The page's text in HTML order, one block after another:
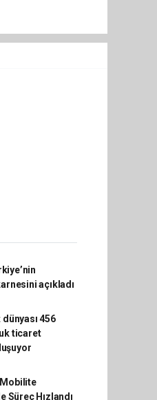
açıkladı
dünyası 456
ticaret
Süreç Hızlandı